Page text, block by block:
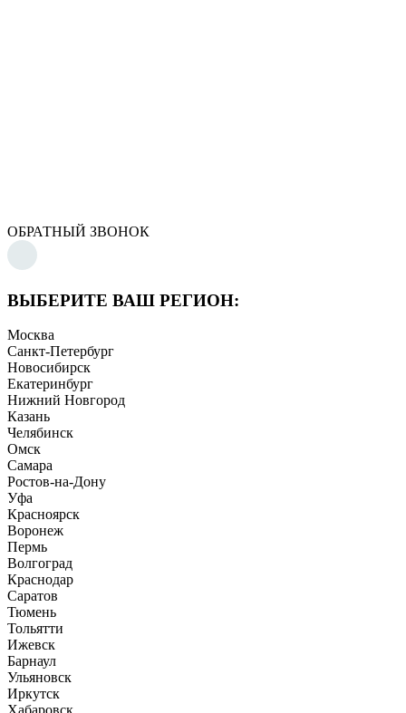
ОБРАТНЫЙ ЗВОНОК
ВЫБЕРИТЕ ВАШ РЕГИОН:
Москва
Санкт-Петербург
Новосибирск
Екатеринбург
Нижний Новгород
Казань
Челябинск
Омск
Самара
Ростов-на-Дону
Уфа
Красноярск
Воронеж
Пермь
Волгоград
Краснодар
Саратов
Тюмень
Тольятти
Ижевск
Барнаул
Ульяновск
Иркутск